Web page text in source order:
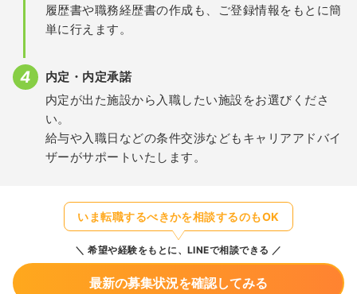
履歴書や職務経歴書の作成も、ご登録情報をもとに簡
単に行えます。
内定・内定承諾
内定が出た施設から入職したい施設をお選びくださ
い。
給与や入職日などの条件交渉などもキャリアアドバイ
ザーがサポートいたします。
いま転職するべきかを相談するのもOK
希望や経験をもとに、LINEで相談できる
最新の募集状況を確認してみる